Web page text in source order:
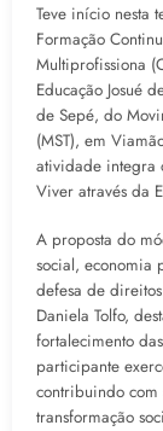
Teve início nesta
Formação
Multiprofissiona
Educação Josué
de Sepé, do
(MST), em
atividade integra
Viver através da
A proposta do
social, economia
defesa de
Daniela Tolfo,
fortalecimento
participante
contribuindo com
transformação